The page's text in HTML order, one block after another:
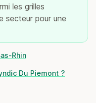
les grilles
secteur pour une
Rhin
Du Piemont ?